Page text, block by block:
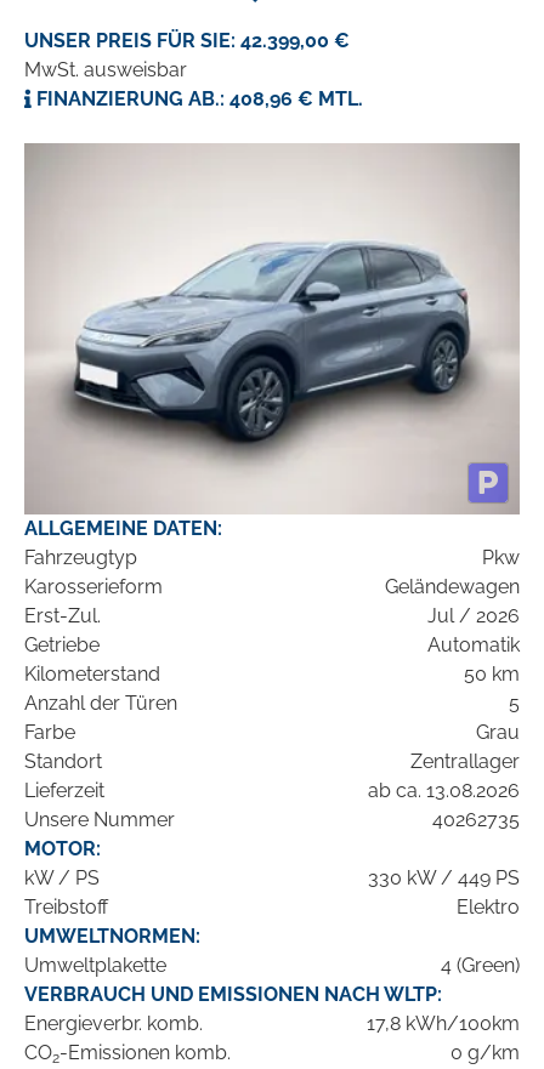
UNSER PREIS FÜR SIE: 42.399,00 €
MwSt. ausweisbar
FINANZIERUNG AB.: 408,96 € MTL.
ALLGEMEINE DATEN:
Fahrzeugtyp
Pkw
Karosserieform
Geländewagen
Erst-Zul.
Jul / 2026
Getriebe
Automatik
Kilometerstand
50 km
Anzahl der Türen
5
Farbe
Grau
Standort
Zentrallager
Lieferzeit
ab ca. 13.08.2026
Unsere Nummer
40262735
MOTOR:
kW / PS
330 kW / 449 PS
Treibstoff
Elektro
UMWELTNORMEN:
Umweltplakette
4 (Green)
VERBRAUCH UND EMISSIONEN NACH WLTP:
Energieverbr. komb.
17,8 kWh/100km
CO2-Emissionen komb.
0 g/km